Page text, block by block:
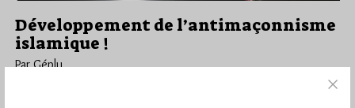
Développement de l’antimaçonnisme
islamique !
Par Géplu
Lu 463 fois